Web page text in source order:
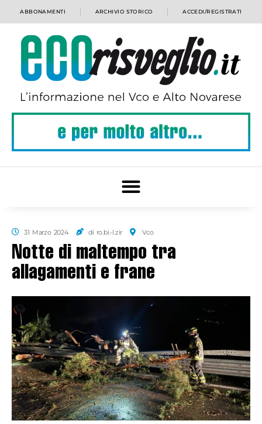
ABBONAMENTI ARCHIVIO STORICO ACCEDI/REGISTRATI
31 Marzo 2024 di ro.bi.-l.zir Vco
Notte di maltempo tra
allagamenti e frane